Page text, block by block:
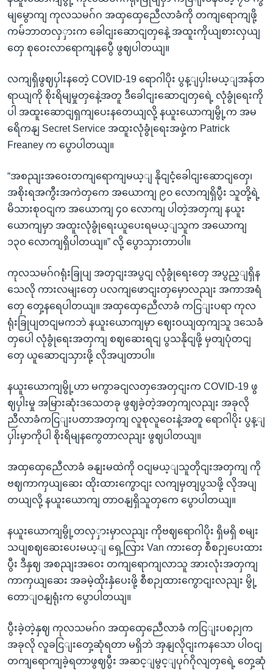
မျမွောကျ ကုလသမဂ်ဂ အထှထှေညေီလာခံကို တကျရောကျဖို့
ကမ်ဘာတလှှားက ခေါငျးဆောငျတှနေဲ့ အထူးကိုယျစားလှယျ
တှေ စုဝေးလာရောကျနပွေီ ဖွဈပါတယျ။
လကျရှိဖွဈပှါးနတေဲ့ COVID-19 ရောဂါပိုး ပွန့ျပှါးမယ့ျအန်တ
ရာယျကို စိုးရိမျမှုတှနေဲ့အတူ ဒီခေါငျးဆောငျတှရေဲ့ လုံခွုံရေးကို
ပါ အထူးဆောငျရှကျပေးနတေယျလို့ နယူးယောကျမွို့က အမ
ရေိကနျ Secret Service အထူးလုံခွုံရေးအဖှဲ့က Patrick
Freaney က ပွောပါတယျ။
“အစညျးအဝေးတကျရောကျမယ့ျ နိုငျငံ့ခေါငျးဆောငျတှေ၊
အစိုးရအကွီးအကဲတှကေ အယောကျ ၉၀ လောကျရှိပွီး သူတို့ရဲ့
မိသားစုဝငျက အယောကျ ၄၀ လောကျ ပါတဲ့အတှကျ နယူး
ယောကျမှာ အထူးလုံခွုံရေးယူပေးရမယ့ျသူက အယောကျ
၁၃၀ လောကျရှိပါတယျ။” လို့ ပွောသှားတာပါ။
ကုလသမဂ်ဂရုံးခြုပျ အတှငျးအပွငျ လုံခွုံရေးတှေ အပွည့ျရှိန
သေလို ကားလမျးတှေ ပလကျဖောငျးတှမှောလညျး အကာအရံ
တှေ တှေ့နရေပါတယျ။ အထှထှေညေီလာခံ ကငြျးပရာ ကုလ
ရုံးခြုပျတငျမကဘဲ နယူးယောကျမှာ ဈေးဝယျထှကျသူ ဒသေခံ
တှပေါ လုံခွုံရေးအတှကျ စဈဆေးရငျ ပွသနိုငျဖို့ မှတျပုံတငျ
တှေ ယူဆောငျသှားဖို့ လိုအပျတာပါ။
နယူးယောကျမွို့ဟာ မကွာခငျလတှအေတှငျးက COVID-19 ဖွ
ဈပှါးမှု အမြားဆုံးဒသေတခု ဖွဈခဲ့တဲ့အတှကျလညျး အခုလို
ညီလာခံကငြျးပတာအတှကျ လူစုလူဝေးနဲ့အတူ ရောဂါပိုး ပွန့ျ
ပှါးမှာကိုပါ စိုးရိမျနကွေတာလညျး ဖွဈပါတယျ။
အထှထှေညေီလာခံ ခနျးမထဲကို ဝငျမယ့ျသူတိုငျးအတှကျ ကို
ဗဈကာကှယျဆေး ထိုးထားကွောငျး လကျမှတျပွသဖို့ လိုအပျ
တယျလို့ နယူးယောကျ တာဝနျရှိသူတှကေ ပွောပါတယျ။
နယူးယောကျမွို့တလှှားမှာလညျး ကိုဗဈရောဂါပိုး ရှိမရှိ စမျး
သပျစဈဆေးပေးမယ့ျ ရှေ့လြား Van ကားတှေ စီစဉျပေးထား
ပွီး ဒီနှဈ အစညျးအဝေး တကျရောကျလာသူ အားလုံးအတှကျ
ကာကှယျဆေး အခမဲ့ထိုးနှံပေးဖို့ စီစဉျထားကွောငျးလညျး မွို့
တောျဝနျရုံးက ပွောပါတယျ။
ပွီးခဲ့တဲ့နှဈ ကုလသမဂ်ဂ အထှထှေညေီလာခံ ကငြျးပစဉျက
အခုလို လူခငြျးတှေ့ဆုံရတာ မရှိဘဲ အှနျလိုငျးကနသော ပါဝငျ
တကျရောကျခဲ့ရတာဖွဈပွီး အဆင့ျမွင့ျပုဂ်ဂိုလျတှရေဲ့ တှေ့ဆုံ